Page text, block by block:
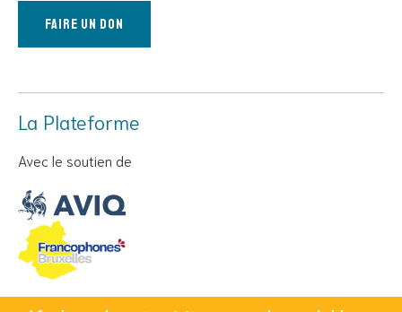
Faire un don
La Plateforme
Avec le soutien de